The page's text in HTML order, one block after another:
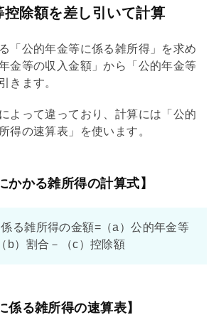
控除額を差し引いて計算
「公的年金等に係る雑所得」を求め
金等の収入金額」から「公的年金等
きます。
よって違っており、計算には「公的
得の速算表」を使います。
かかる雑所得の計算式】
る雑所得の金額=（a）公的年金等
b）割合－（c）控除額
係る雑所得の速算表】